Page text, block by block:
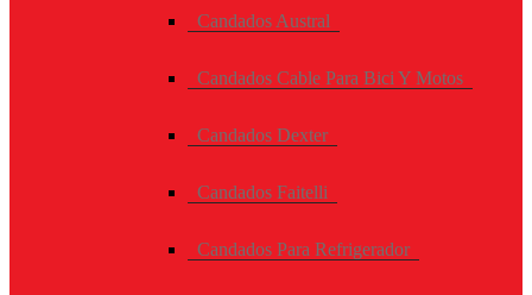
Candados Austral
Candados Cable Para Bici Y Motos
Candados Dexter
Candados Faitelli
Candados Para Refrigerador